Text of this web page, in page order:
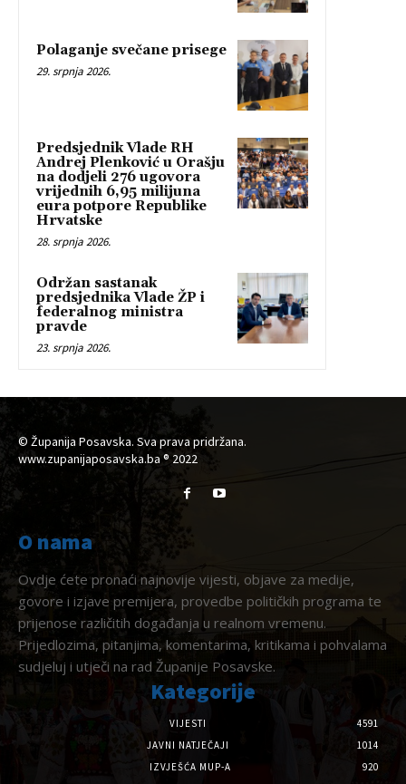
Polaganje svečane prisege
29. srpnja 2026.
Predsjednik Vlade RH
Andrej Plenković u Orašju
na dodjeli 276 ugovora
vrijednih 6,95 milijuna
eura potpore Republike
Hrvatske
28. srpnja 2026.
Održan sastanak
predsjednika Vlade ŽP i
federalnog ministra
pravde
23. srpnja 2026.
© Županija Posavska. Sva prava pridržana.
www.zupanijaposavska.ba ® 2022
O nama
Ovdje ćete pronaći najnovije vijesti, objave za medije,
govore i izjave premijera, provedbe političkih programa te
prijenose različitih događanja u realnom vremenu.
Prijedlozima, pitanjima, komentarima, kritikama i pohvalama
sudjeluj i utječi na rad Županije Posavske.
Kategorije
VIJESTI
4591
JAVNI NATJEČAJI
1014
IZVJEŠĆA MUP-A
920